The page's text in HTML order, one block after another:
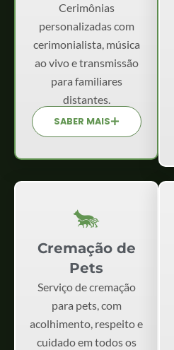
Cerimônias
personalizadas com
cerimonialista, música
ao vivo e transmissão
para familiares
distantes.
SABER MAIS
Cremação de
Pets
Serviço de cremação
para pets, com
acolhimento, respeito e
cuidado em todos os